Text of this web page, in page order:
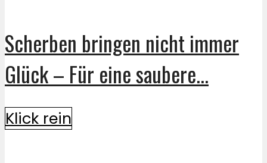
Scherben bringen nicht immer
Glück – Für eine saubere...
Klick rein